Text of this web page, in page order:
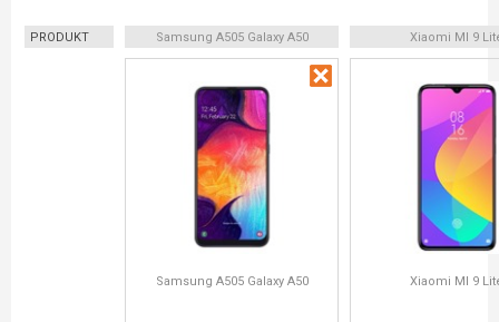
PRODUKT Samsung A505 Galaxy A50 Xiaomi MI 9
Samsung A505 Galaxy A50 Xiaomi MI 9